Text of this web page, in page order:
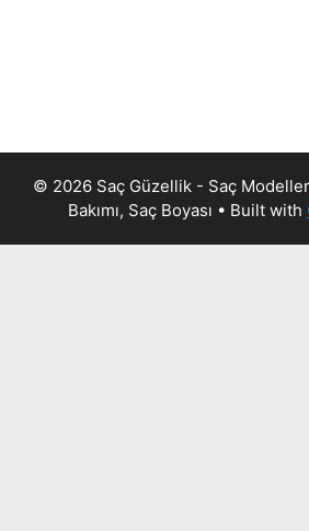
© 2026 Saç Güzellik - Saç
Bakımı, Saç Boyası • Built with